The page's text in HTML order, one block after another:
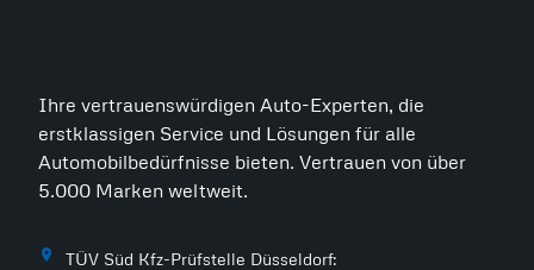
Ihre vertrauenswürdigen Auto-Experten, die
erstklassigen Service und Lösungen für alle
Automobilbedürfnisse bieten. Vertrauen von über
5.000 Marken weltweit.
TÜV Süd Kfz-Prüfstelle Düsseldorf: